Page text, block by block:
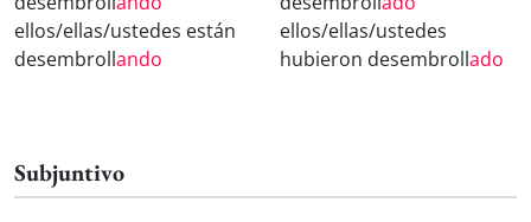
ellos/ellas/ustedes están
desembrollando
ellos/ellas/ustedes
hubieron desembrollado
Subjuntivo